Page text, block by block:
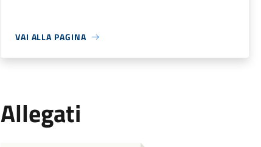
VAI ALLA PAGINA
Allegati